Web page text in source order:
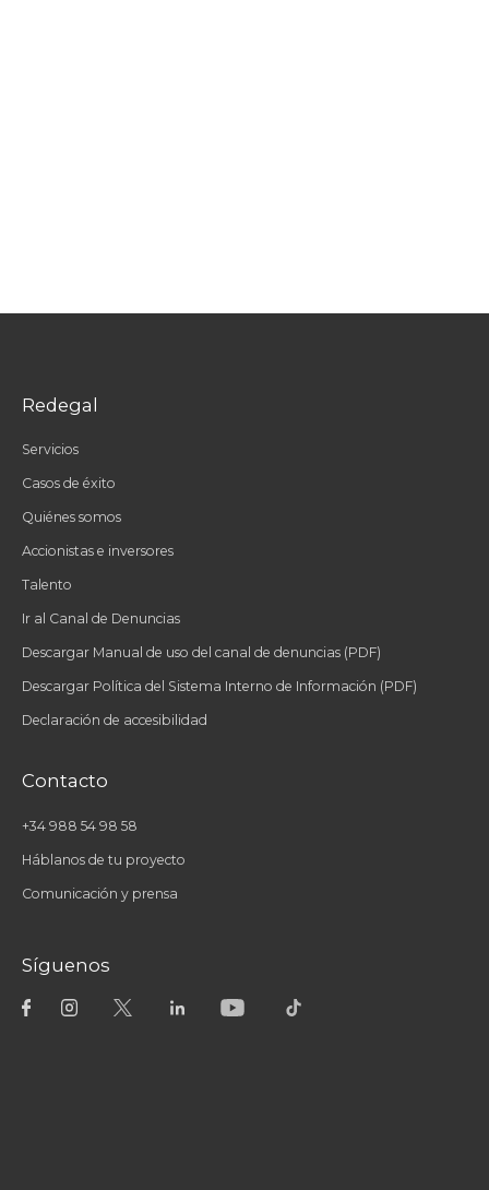
Redegal
Servicios
Casos de éxito
Quiénes somos
Accionistas e inversores
Talento
Ir al Canal de Denuncias
Descargar Manual de uso del canal de denuncias (PDF)
Descargar Política del Sistema Interno de Información (PDF)
Declaración de accesibilidad
Contacto
+34 988 54 98 58
Háblanos de tu proyecto
Comunicación y prensa
Síguenos